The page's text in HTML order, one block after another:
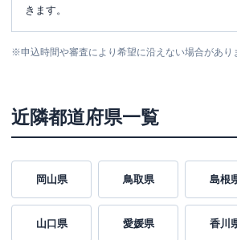
きます。
※申込時間や審査により希望に沿えない場合があり
近隣都道府県一覧
岡山県 鳥取県 島根
山口県 愛媛県 香川